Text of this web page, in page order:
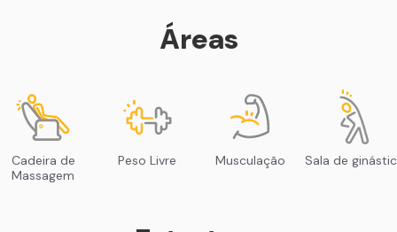
Áreas
Cadeira de
Massagem
Peso Livre Musculação Sala de